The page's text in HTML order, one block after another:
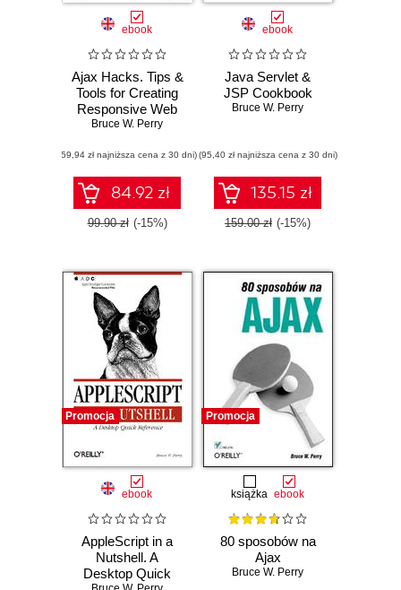
ebook
Ajax Hacks. Tips &
Tools for Creating
Responsive Web
Sites
Bruce W. Perry
(59,94 zł najniższa cena z 30 dni)
84.92 zł
99.90 zł (-15%)
ebook
Java Servlet &
JSP Cookbook
Bruce W. Perry
(95,40 zł najniższa cena z 30 dni)
135.15 zł
159.00 zł (-15%)
Promocja
ebook
AppleScript in a
Nutshell. A
Desktop Quick
Promocja
książka ebook
80 sposobów na
Ajax
Bruce W. Perry